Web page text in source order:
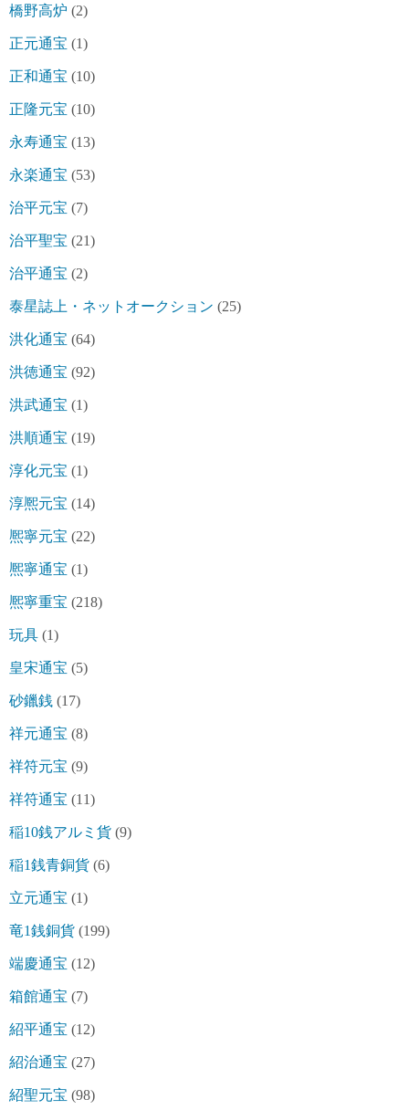
橋野高炉 (2)
正元通宝 (1)
正和通宝 (10)
正隆元宝 (10)
永寿通宝 (13)
永楽通宝 (53)
治平元宝 (7)
治平聖宝 (21)
治平通宝 (2)
泰星誌上・ネットオークション (25)
洪化通宝 (64)
洪徳通宝 (92)
洪武通宝 (1)
洪順通宝 (19)
淳化元宝 (1)
淳熈元宝 (14)
熈寧元宝 (22)
熈寧通宝 (1)
熈寧重宝 (218)
玩具 (1)
皇宋通宝 (5)
砂鑞銭 (17)
祥元通宝 (8)
祥符元宝 (9)
祥符通宝 (11)
稲10銭アルミ貨 (9)
稲1銭青銅貨 (6)
立元通宝 (1)
竜1銭銅貨 (199)
端慶通宝 (12)
箱館通宝 (7)
紹平通宝 (12)
紹治通宝 (27)
紹聖元宝 (98)